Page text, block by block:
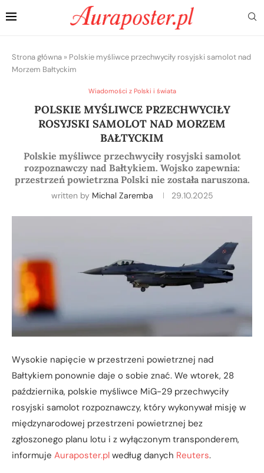
Strona główna » Polskie myśliwce przechwyciły rosyjski samolot nad
Morzem Bałtyckim
Wiadomości z Polski i świata
POLSKIE MYŚLIWCE PRZECHWYCIŁY
ROSYJSKI SAMOLOT NAD MORZEM
BAŁTYCKIM
Polskie myśliwce przechwyciły rosyjski samolot
rozpoznawczy nad Bałtykiem. Wojsko zapewnia:
przestrzeń powietrzna Polski nie została naruszona.
written by Michal Zaremba 29.10.2025
Wysokie napięcie w przestrzeni powietrznej nad
Bałtykiem ponownie daje o sobie znać. We wtorek, 28
października, polskie myśliwce MiG-29 przechwyciły
rosyjski samolot rozpoznawczy, który wykonywał misję w
międzynarodowej przestrzeni powietrznej bez
zgłoszonego planu lotu i z wyłączonym transponderem,
informuje Auraposter.pl według danych Reuters.